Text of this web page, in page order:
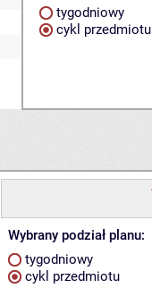
tygodniowy
cykl przedmiotu
Wybrany podział planu:
tygodniowy
cykl przedmiotu